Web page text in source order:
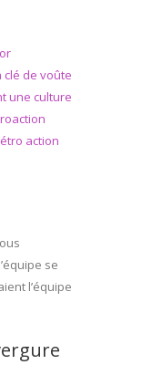
clé de voûte
une culture
action
se
l’équipe